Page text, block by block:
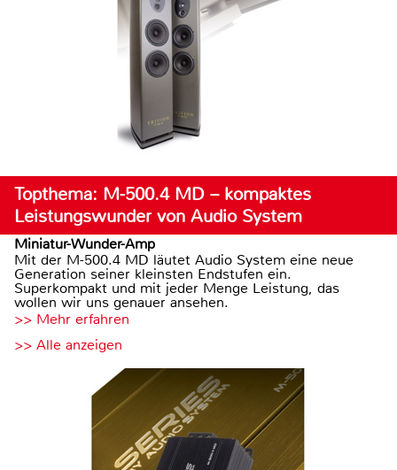
Topthema: M-500.4 MD – kompaktes
Leistungswunder von Audio System
Miniatur-Wunder-Amp
Mit der M-500.4 MD läutet Audio System eine neue
Generation seiner kleinsten Endstufen ein.
Superkompakt und mit jeder Menge Leistung, das
wollen wir uns genauer ansehen.
>> Mehr erfahren
>> Alle anzeigen